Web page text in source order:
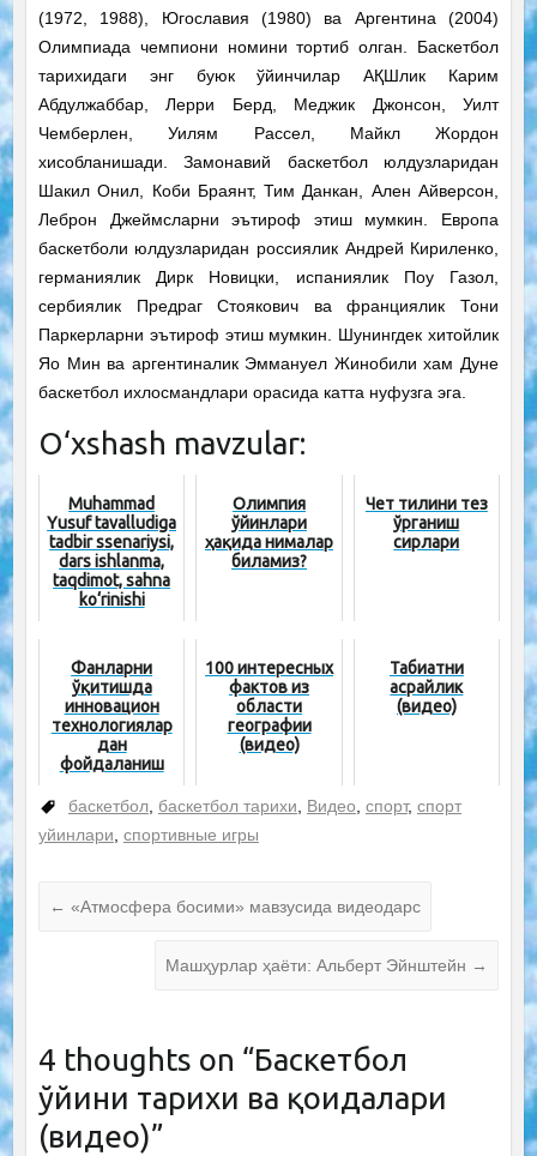
(1972, 1988), Югославия (1980) ва Аргентина (2004)
Олимпиада чемпиони номини тортиб олган. Баскетбол
тарихидаги энг буюк ўйинчилар АҚШлик Карим
Абдулжаббар, Лерри Берд, Меджик Джонсон, Уилт
Чемберлен, Уилям Рассел, Майкл Жордон
хисобланишади. Замонавий баскетбол юлдузларидан
Шакил Онил, Коби Браянт, Тим Данкан, Ален Айверсон,
Леброн Джеймсларни эътироф этиш мумкин. Европа
баскетболи юлдузларидан россиялик Андрей Кириленко,
германиялик Дирк Новицки, испаниялик Поу Газол,
сербиялик Предраг Стоякович ва франциялик Тони
Паркерларни эътироф этиш мумкин. Шунингдек хитойлик
Яо Мин ва аргентиналик Эммануел Жинобили хам Дуне
баскетбол ихлосмандлари орасида катта нуфузга эга.
O‘xshash mavzular:
Muhammad
Yusuf tavalludiga
tadbir ssenariysi,
dars ishlanma,
taqdimot, sahna
ko‘rinishi
Олимпия
ўйинлари
ҳақида нималар
биламиз?
Чет тилини тез
ўрганиш
сирлари
Фанларни
ўқитишда
инновацион
технологиялар
дан
фойдаланиш
100 интересных
фактов из
области
географии
(видео)
Табиатни
асрайлик
(видео)
баскетбол, баскетбол тарихи Видео спорт, спорт
уйинлари спортивные игры
← «Атмосфера босими» мавзусида видеодарс
Машҳурлар ҳаёти: Альберт Эйнштейн →
4 thoughts on “Баскетбол
ўйини тарихи ва қоидалари
(видео)”